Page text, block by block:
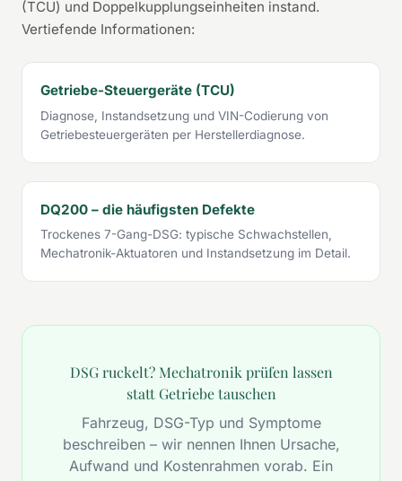
(TCU) und Doppelkupplungseinheiten instand.
Vertiefende Informationen:
Getriebe-Steuergeräte (TCU)
Diagnose, Instandsetzung und VIN-Codierung von
Getriebesteuergeräten per Herstellerdiagnose.
DQ200 – die häufigsten Defekte
Trockenes 7-Gang-DSG: typische Schwachstellen,
Mechatronik-Aktuatoren und Instandsetzung im Detail.
DSG ruckelt? Mechatronik prüfen lassen
statt Getriebe tauschen
Fahrzeug, DSG-Typ und Symptome
beschreiben – wir nennen Ihnen Ursache,
Aufwand und Kostenrahmen vorab. Ein